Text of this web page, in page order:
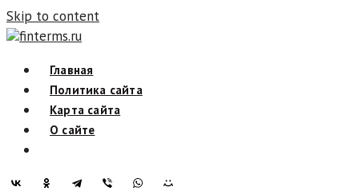
Skip to content
finterms.ru
Главная
Политика сайта
Карта сайта
О сайте